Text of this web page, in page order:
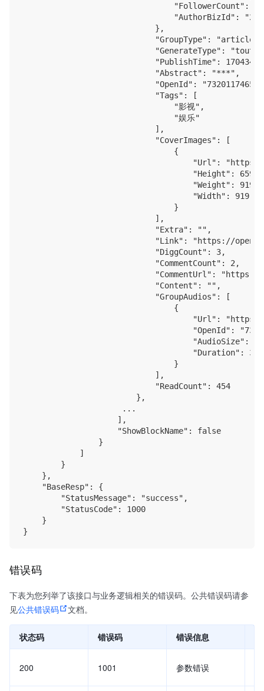
                                "FollowerCount": 0,
"AuthorBizId":
                            },
                            "GroupType": "article",
"GenerateType":
"PublishTime":
                            "Abstract": "***",
"OpenId":
                            "Tags": [
                                "影视",
                                "娱乐"
                            ],
                            "CoverImages": [
                                {
"Url":
                                    "Height": 659,
                                    "Weight": 919,
                                    "Width": 919
                                }
                            ],
                            "Extra": "",
"Link": "https://
                            "DiggCount": 3,
                            "CommentCount": 2,
"CommentUrl":
                            "Content": "",
                            "GroupAudios": [
                                {
"Url":
"OpenId":
                                    "AudioSize": 0,
                                    "Duration": 306
                                }
                            ],
                            "ReadCount": 454
                        },
                     ...
                    ],
                    "ShowBlockName": false
                }
            ]
        }
    },
    "BaseResp": {
        "StatusMessage": "success",
        "StatusCode": 1000
    }
错误码
下表为您列举了该接口与业务逻辑相关的错误码。公共错误码请参
见公共错误码 文档。
状态码 错误码 错误信息
200 1001 参数错误